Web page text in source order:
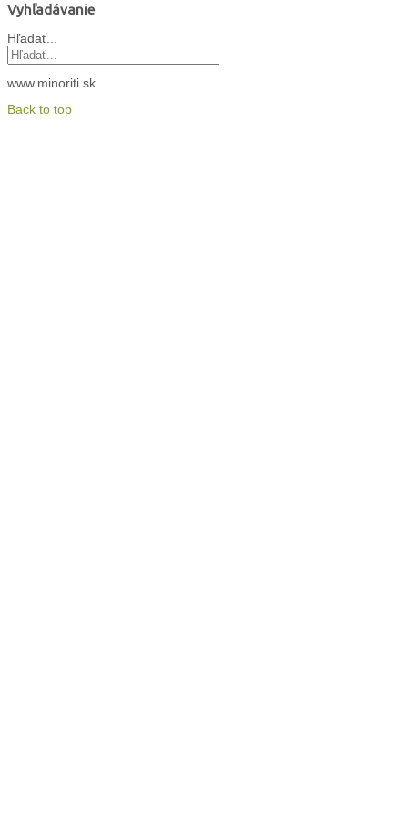
Vyhľadávanie
Hľadať...
www.minoriti.sk
Back to top